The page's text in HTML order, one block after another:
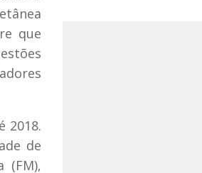
que
2018.
de
(FM),